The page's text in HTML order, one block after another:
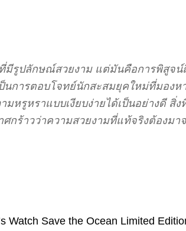
มีรูปลักษณ์สวยงาม แต่มันคือการพิสูจน์
นการตอบโจทย์นักสะสมยุคใหม่ที่มอง
หรูหราแบบเงียบง่ายได้เป็นอย่างดี สิ่
ศกร้าวว่าความสวยงามที่แท้จริงต้อง
Watch Save the Ocean Limited